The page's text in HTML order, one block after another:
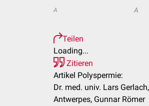
A A
Teilen
Loading...
Zitieren
Artikel Polyspermie:
Dr. med. univ. Lars
Antwerpes, Gunnar Römer